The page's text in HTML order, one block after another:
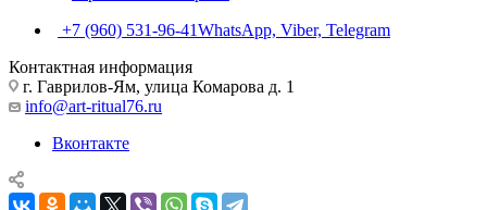
+7 (960) 531-96-41WhatsApp, Viber, Telegram
Контактная информация
г. Гаврилов-Ям, улица Комарова д. 1
info@art-ritual76.ru
Вконтакте